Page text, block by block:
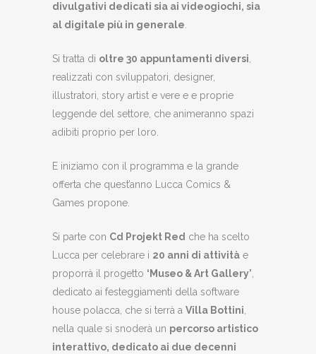
divulgativi dedicati sia ai videogiochi, sia
al digitale più in generale.
Si tratta di oltre 30 appuntamenti diversi,
realizzati con sviluppatori, designer,
illustratori, story artist e vere e e proprie
leggende del settore, che animeranno spazi
adibiti proprio per loro.
E iniziamo con il programma e la grande
offerta che quest’anno Lucca Comics &
Games propone.
Si parte con Cd Projekt Red che ha scelto
Lucca per celebrare i 20 anni di attività e
proporrà il progetto ‘Museo & Art Gallery’,
dedicato ai festeggiamenti della software
house polacca, che si terrà a Villa Bottini,
nella quale si snoderà un percorso artistico
interattivo, dedicato ai due decenni